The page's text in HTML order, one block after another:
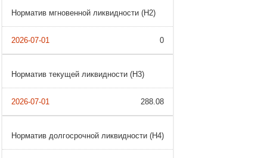
Норматив мгновенной ликвидности (Н2)
0
Норматив текущей ликвидности (Н3)
288.08
Норматив долгосрочной ликвидности (Н4)